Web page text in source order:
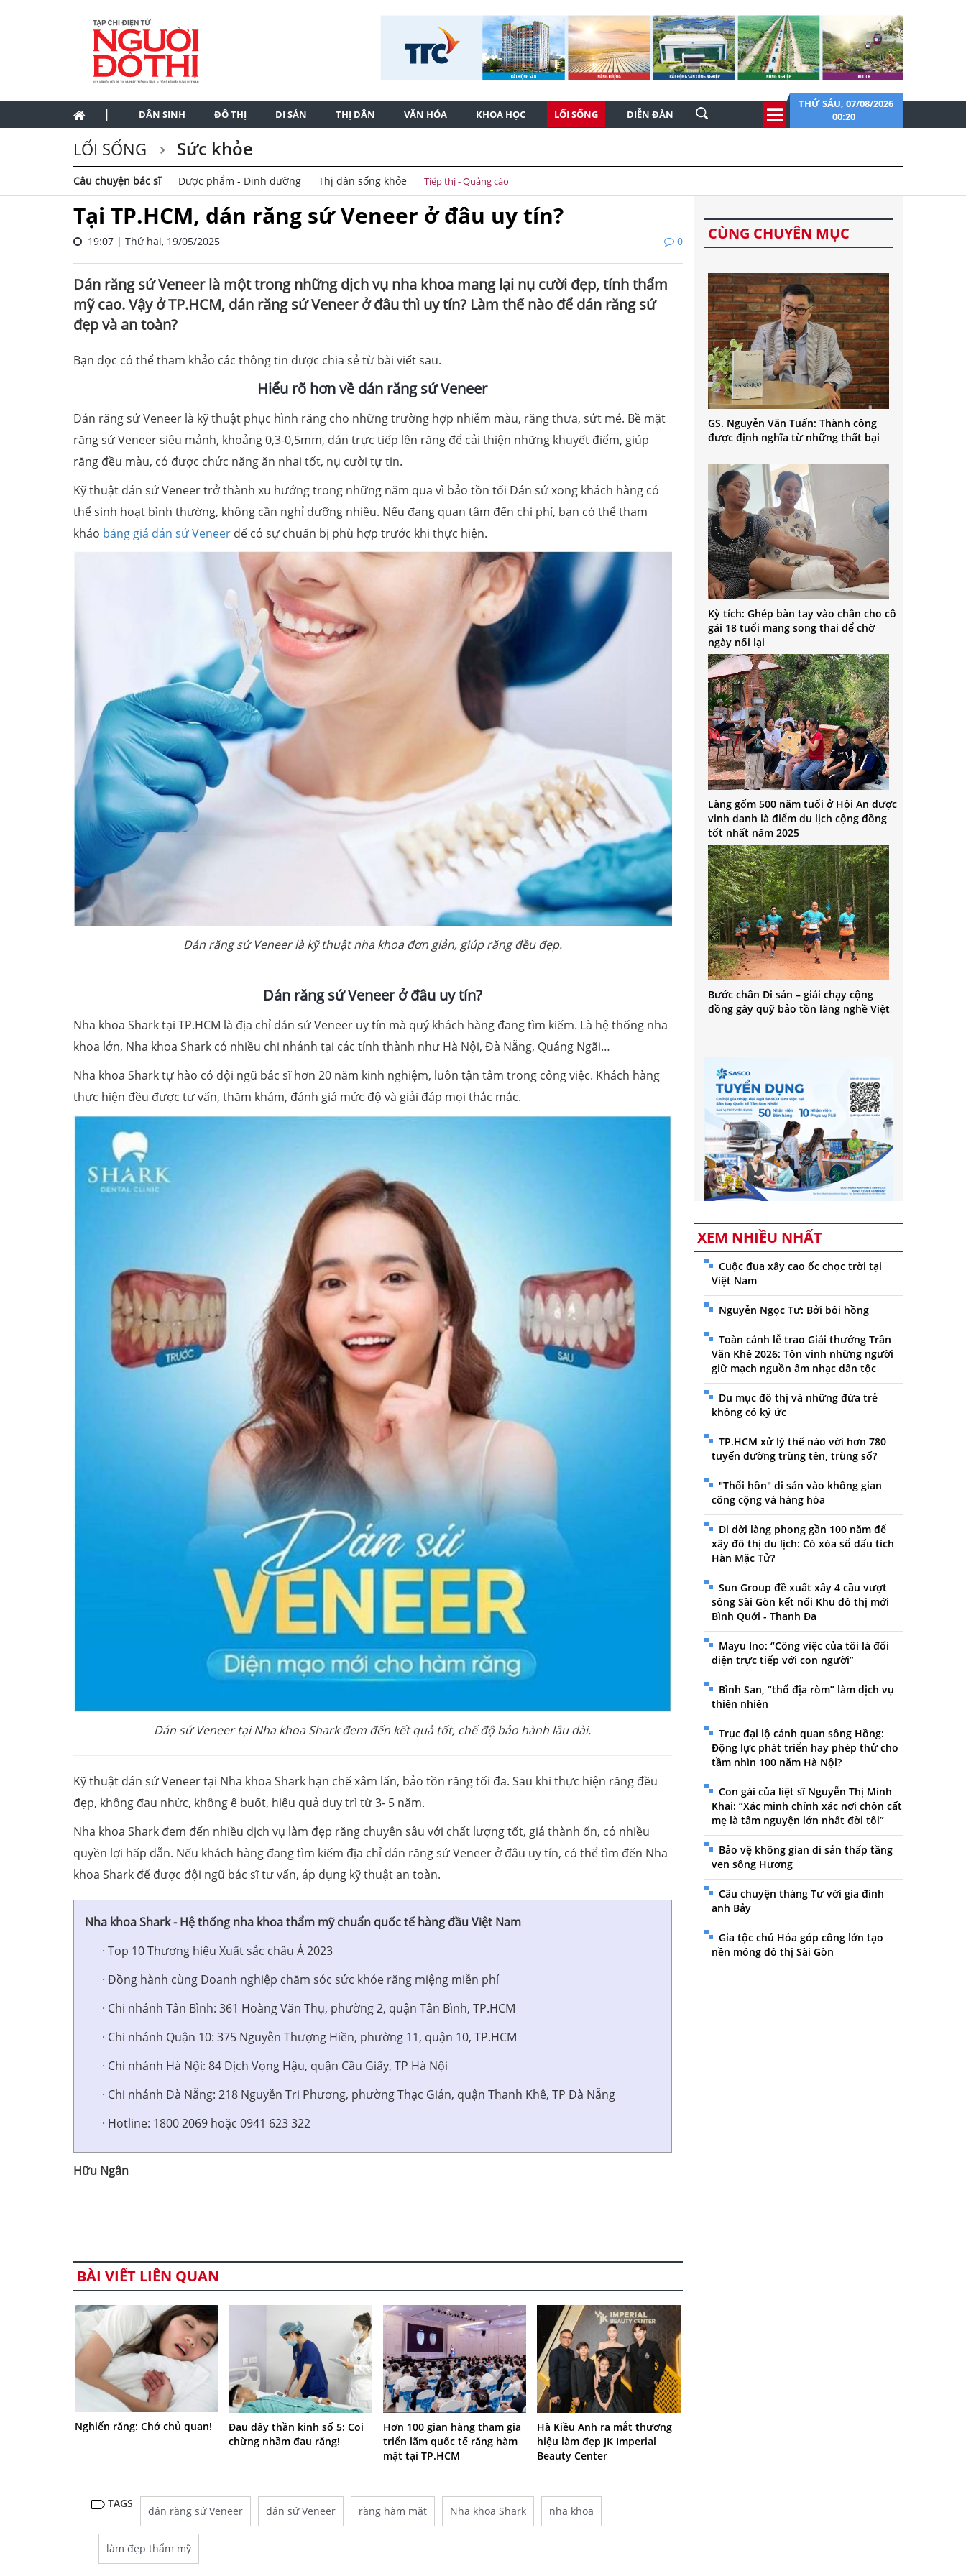
| DÂN SINH ĐÔ THỊ DI SẢN THỊ DÂN VĂN HÓA KHOA HỌC LỐI SỐNG DIỄN ĐÀN
THỨ SÁU, 07/08/2026
00:20
LỐI SỐNG Sức khỏe
Câu chuyện bác sĩ Dược phẩm - Dinh dưỡng Thị dân sống khỏe Tiếp thị - Quảng cáo
Tại TP.HCM, dán răng sứ Veneer ở đâu uy tín?
19:07 | Thứ hai, 19/05/2025 0
Dán răng sứ Veneer là một trong những dịch vụ nha khoa mang lại nụ cười đẹp, tính thẩm
mỹ cao. Vậy ở TP.HCM, dán răng sứ Veneer ở đâu thì uy tín? Làm thế nào để dán răng sứ
đẹp và an toàn?
Bạn đọc có thể tham khảo các thông tin được chia sẻ từ bài viết sau.
Hiểu rõ hơn về dán răng sứ Veneer
Dán răng sứ Veneer là kỹ thuật phục hình răng cho những trường hợp nhiễm màu, răng thưa, sứt mẻ. Bề mặt
răng sứ Veneer siêu mảnh, khoảng 0,3-0,5mm, dán trực tiếp lên răng để cải thiện những khuyết điểm, giúp
răng đều màu, có được chức năng ăn nhai tốt, nụ cười tự tin.
Kỹ thuật dán sứ Veneer trở thành xu hướng trong những năm qua vì bảo tồn tối Dán sứ xong khách hàng có
thể sinh hoạt bình thường, không cần nghỉ dưỡng nhiều. Nếu đang quan tâm đến chi phí, bạn có thể tham
khảo bảng giá dán sứ Veneer để có sự chuẩn bị phù hợp trước khi thực hiện.
Dán răng sứ Veneer là kỹ thuật nha khoa đơn giản, giúp răng đều đẹp.
Dán răng sứ Veneer ở đâu uy tín?
Nha khoa Shark tại TP.HCM là địa chỉ dán sứ Veneer uy tín mà quý khách hàng đang tìm kiếm. Là hệ thống nha
khoa lớn, Nha khoa Shark có nhiều chi nhánh tại các tỉnh thành như Hà Nội, Đà Nẵng, Quảng Ngãi…
Nha khoa Shark tự hào có đội ngũ bác sĩ hơn 20 năm kinh nghiệm, luôn tận tâm trong công việc. Khách hàng
thực hiện đều được tư vấn, thăm khám, đánh giá mức độ và giải đáp mọi thắc mắc.
Dán sứ Veneer tại Nha khoa Shark đem đến kết quả tốt, chế độ bảo hành lâu dài.
Kỹ thuật dán sứ Veneer tại Nha khoa Shark hạn chế xâm lấn, bảo tồn răng tối đa. Sau khi thực hiện răng đều
đẹp, không đau nhức, không ê buốt, hiệu quả duy trì từ 3- 5 năm.
Nha khoa Shark đem đến nhiều dịch vụ làm đẹp răng chuyên sâu với chất lượng tốt, giá thành ổn, có nhiều
quyền lợi hấp dẫn. Nếu khách hàng đang tìm kiếm địa chỉ dán răng sứ Veneer ở đâu uy tín, có thể tìm đến Nha
khoa Shark để được đội ngũ bác sĩ tư vấn, áp dụng kỹ thuật an toàn.
Nha khoa Shark - Hệ thống nha khoa thẩm mỹ chuẩn quốc tế hàng đầu Việt Nam
· Top 10 Thương hiệu Xuất sắc châu Á 2023
· Đồng hành cùng Doanh nghiệp chăm sóc sức khỏe răng miệng miễn phí
· Chi nhánh Tân Bình: 361 Hoàng Văn Thụ, phường 2, quận Tân Bình, TP.HCM
· Chi nhánh Quận 10: 375 Nguyễn Thượng Hiền, phường 11, quận 10, TP.HCM
· Chi nhánh Hà Nội: 84 Dịch Vọng Hậu, quận Cầu Giấy, TP Hà Nội
· Chi nhánh Đà Nẵng: 218 Nguyễn Tri Phương, phường Thạc Gián, quận Thanh Khê, TP Đà Nẵng
· Hotline: 1800 2069 hoặc 0941 623 322
Hữu Ngân
BÀI VIẾT LIÊN QUAN
Nghiến răng: Chớ chủ quan!
Đau dây thần kinh số 5: Coi
chừng nhầm đau răng!
Hơn 100 gian hàng tham gia
triển lãm quốc tế răng hàm
mặt tại TP.HCM
Hà Kiều Anh ra mắt thương
hiệu làm đẹp JK Imperial
Beauty Center
TAGS
dán răng sứ Veneer dán sứ Veneer răng hàm mặt Nha khoa Shark nha khoa
làm đẹp thẩm mỹ
CÙNG CHUYÊN MỤC
GS. Nguyễn Văn Tuấn: Thành công
được định nghĩa từ những thất bại
Kỳ tích: Ghép bàn tay vào chân cho cô
gái 18 tuổi mang song thai để chờ
ngày nối lại
Làng gốm 500 năm tuổi ở Hội An được
vinh danh là điểm du lịch cộng đồng
tốt nhất năm 2025
Bước chân Di sản – giải chạy cộng
đồng gây quỹ bảo tồn làng nghề Việt
XEM NHIỀU NHẤT
Cuộc đua xây cao ốc chọc trời tại
Việt Nam
Nguyễn Ngọc Tư: Bởi bôi hồng
Toàn cảnh lễ trao Giải thưởng Trần
Văn Khê 2026: Tôn vinh những người
giữ mạch nguồn âm nhạc dân tộc
Du mục đô thị và những đứa trẻ
không có ký ức
TP.HCM xử lý thế nào với hơn 780
tuyến đường trùng tên, trùng số?
"Thổi hồn" di sản vào không gian
công cộng và hàng hóa
Di dời làng phong gần 100 năm để
xây đô thị du lịch: Có xóa sổ dấu tích
Hàn Mặc Tử?
Sun Group đề xuất xây 4 cầu vượt
sông Sài Gòn kết nối Khu đô thị mới
Bình Quới - Thanh Đa
Mayu Ino: “Công việc của tôi là đối
diện trực tiếp với con người”
Bình San, “thổ địa ròm” làm dịch vụ
thiên nhiên
Trục đại lộ cảnh quan sông Hồng:
Động lực phát triển hay phép thử cho
tầm nhìn 100 năm Hà Nội?
Con gái của liệt sĩ Nguyễn Thị Minh
Khai: “Xác minh chính xác nơi chôn cất
mẹ là tâm nguyện lớn nhất đời tôi”
Bảo vệ không gian di sản thấp tầng
ven sông Hương
Câu chuyện tháng Tư với gia đình
anh Bảy
Gia tộc chú Hỏa góp công lớn tạo
nền móng đô thị Sài Gòn